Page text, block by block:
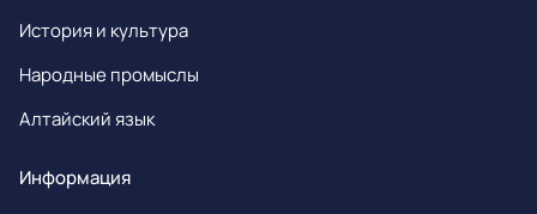
История и культура
Народные промыслы
Алтайский язык
Информация